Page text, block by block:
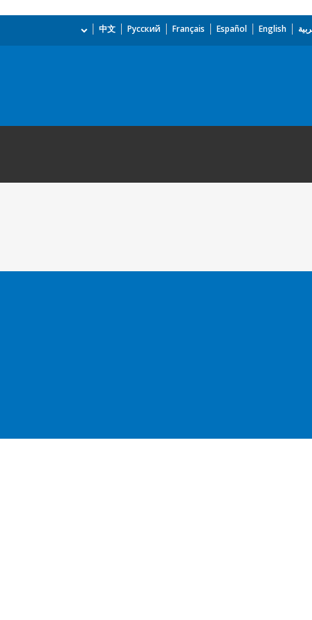
English
Español
Français
Русский
中文